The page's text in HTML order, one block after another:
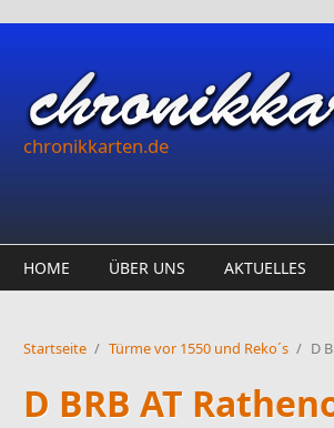
chronikkarten.de
HOME ÜBER UNS AKTUELLES
Startseite / Türme vor 1550 und Reko´s / D
D BRB AT